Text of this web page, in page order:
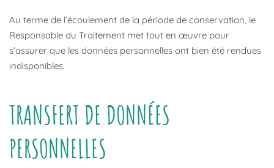
Au terme de l’écoulement de la période de conservation, le
Responsable du Traitement met tout en œuvre pour
s’assurer que les données personnelles ont bien été rendues
indisponibles.
TRANSFERT DE DONNÉES
PERSONNELLES